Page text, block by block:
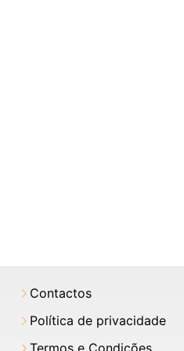
Contactos
Política de privacidade
Termos e Condições